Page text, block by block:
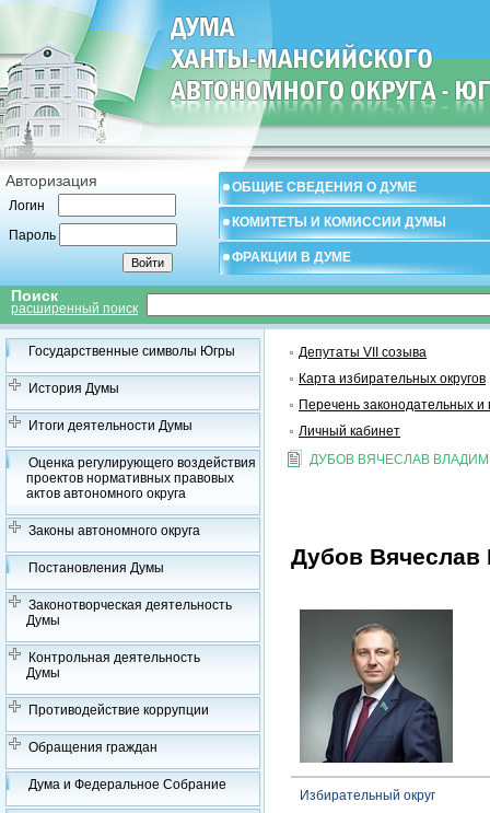
Авторизация
Логин
Пароль
ОБЩИЕ СВЕДЕНИЯ О ДУМЕ
КОМИТЕТЫ И КОМИССИИ ДУМЫ
ФРАКЦИИ В ДУМЕ
Поиск
расширенный поиск
Государственные символы Югры
История Думы
Итоги деятельности Думы
Оценка регулирующего воздействия
проектов нормативных правовых
актов автономного округа
Законы автономного округа
Постановления Думы
Законотворческая деятельность
Думы
Контрольная деятельность
Думы
Противодействие коррупции
Обращения граждан
Дума и Федеральное Собрание
Депутаты VII созыва
Карта избирательных округов
Перечень законодательных и
Личный кабинет
ДУБОВ ВЯЧЕСЛАВ
Дубов
Избирательный округ